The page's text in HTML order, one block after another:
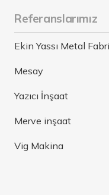
Referanslarımız
Ekin Yassı Metal
Mesay
Yazıcı İnşaat
Merve inşaat
Vig Makina